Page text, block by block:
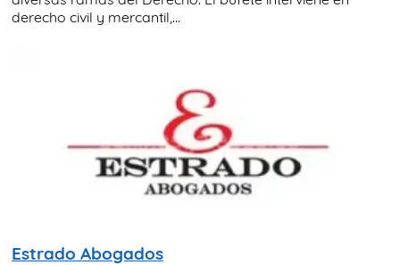
derecho civil y mercantil,...
Estrado Abogados